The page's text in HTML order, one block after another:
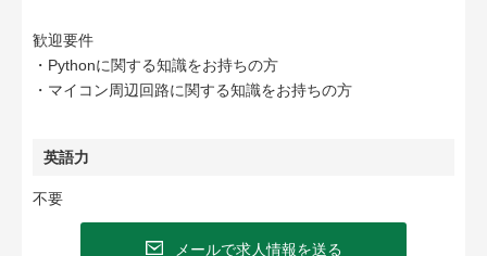
歓迎要件
・Pythonに関する知識をお持ちの方
・マイコン周辺回路に関する知識をお持ちの方
英語力
不要
メールで求人情報を送る